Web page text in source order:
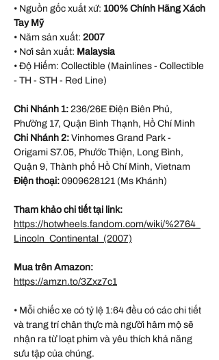
• Nguồn gốc xuất xứ: 100% Chính Hãng Xách
Tay Mỹ
• Năm sản xuất: 2007
• Nơi sản xuất: Malaysia
• Độ Hiếm: Collectible (Mainlines - Collectible
- TH - STH - Red Line)
Chi Nhánh 1: 236/26E Điện Biên Phủ,
Phường 17, Quận Bình Thạnh, Hồ Chí Minh
Chi Nhánh 2: Vinhomes Grand Park -
Origami S7.05, Phước Thiện, Long Bình,
Quận 9, Thành phố Hồ Chí Minh, Vietnam
Điện thoại: 0909628121 (Ms Khánh)
Tham khảo chi tiết tại link:
https://hotwheels.fandom.com/wiki/%2764_
Lincoln_Continental_(2007)
Mua trên Amazon:
https://amzn.to/3Zxz7c1
• Mỗi chiếc xe có tỷ lệ 1:64 đều có các chi tiết
và trang trí chân thực mà người hâm mộ sẽ
nhận ra từ loạt phim và yêu thích khả năng
sưu tập của chúng.